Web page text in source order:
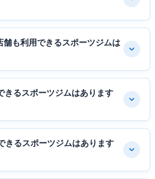
も利用できるスポーツジムは
きるスポーツジムはあります
きるスポーツジムはあります